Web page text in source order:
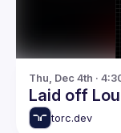
Thu, Dec 4th ·
Laid off
torc.dev